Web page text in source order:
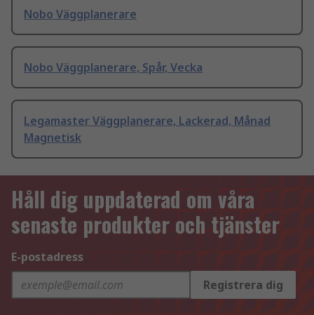
Nobo Väggplanerare
Nobo Väggplanerare, Spår, Vecka
Legamaster Väggplanerare, Lackerad, Månad
Magnetisk
Håll dig uppdaterad om våra
senaste produkter och tjänster
E-postadress
Registrera dig